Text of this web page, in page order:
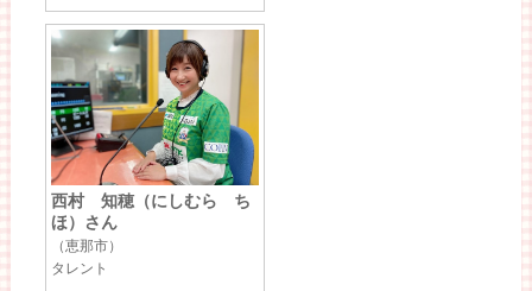
西村 知穂（にしむら ち
ほ）さん
（恵那市）
タレント